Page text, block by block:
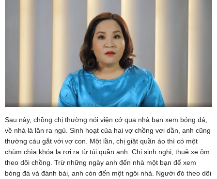
Sau này, chồng chị thường nói viện cớ qua nhà bạn xem bóng đá,
về nhà là lăn ra ngủ. Sinh hoạt của hai vợ chồng vơi dần, anh cũng
thường cáu gắt với vợ con. Một lần, chị giặt quần áo thì có một
chùm chìa khóa lạ rơi ra từ túi quần anh. Chị sinh nghi, thuê xe ôm
theo dõi chồng. Trừ những ngày anh đến nhà một bạn để xem
bóng đá và đánh bài, anh còn đến một ngôi nhà. Người đó theo dõi